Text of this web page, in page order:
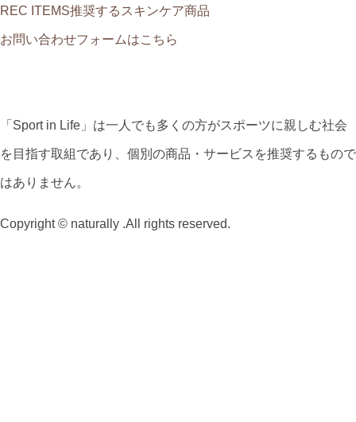
REC ITEMS推奨するスキンケア商品
お問い合わせフォームはこちら
「Sport in Life」は一人でも多くの方がスポーツに親しむ社会
を目指す取組であり、個別の商品・サービスを推奨するもので
はありません。
Copyright © naturally .All rights reserved.